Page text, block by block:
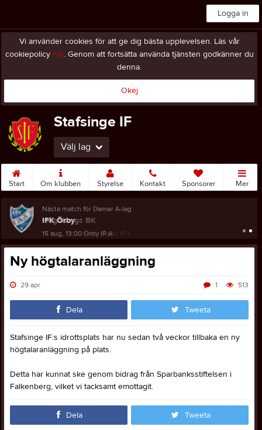
Logga in
Vi använder cookies för att ge dig bästa upplevelsen. Läs vår
cookiepolicy här. Genom att fortsätta använda tjänsten godkänner du
denna.
Okej
Stafsinge IF
Välj lag
Start Om klubben Styrelse Kontakt Sponsorer Mer
Nästa match för Damer A-lag
IFK Örby
15 aug, 13:00Örby IP A
Ny högtalaranläggning
29 apr 513
1
Dela Tweeta
Stafsinge IF:s idrottsplats har nu sedan två veckor tillbaka en ny
högtalaranläggning på plats.
Detta har kunnat ske genom bidrag från Sparbanksstiftelsen i
Falkenberg, vilket vi tacksamt emottagit.
Dela Tweeta